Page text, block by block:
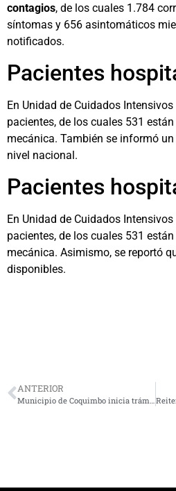
contagios, de los cuales 1.784
síntomas y 656 asintomáticos
notificados.
Pacientes
En Unidad de Cuidados
pacientes, de los cuales 531
mecánica. También se informó
nivel nacional.
Pacientes
En Unidad de Cuidados
pacientes, de los cuales 531
mecánica. Asimismo, se reportó
disponibles.
ANTERIOR